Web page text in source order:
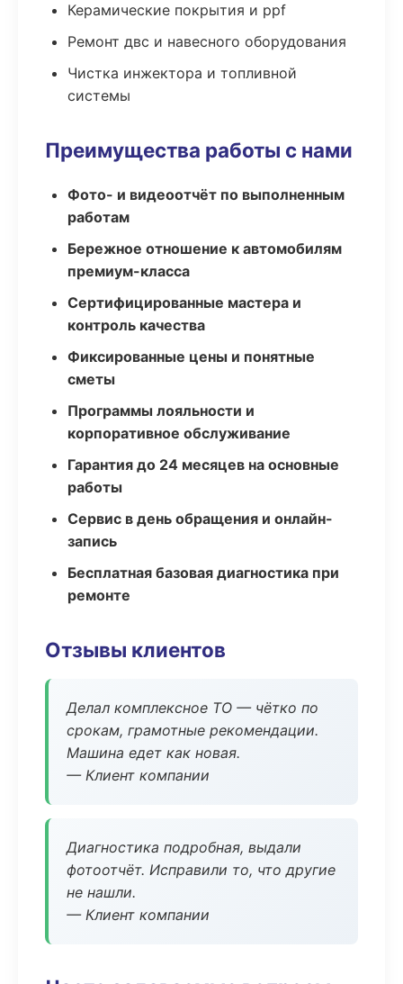
Керамические покрытия и ppf
Ремонт двс и навесного оборудования
Чистка инжектора и топливной
системы
Преимущества работы с нами
Фото- и видеоотчёт по выполненным
работам
Бережное отношение к автомобилям
премиум-класса
Сертифицированные мастера и
контроль качества
Фиксированные цены и понятные
сметы
Программы лояльности и
корпоративное обслуживание
Гарантия до 24 месяцев на основные
работы
Сервис в день обращения и онлайн-
запись
Бесплатная базовая диагностика при
ремонте
Отзывы клиентов
Делал комплексное ТО — чётко по
срокам, грамотные рекомендации.
Машина едет как новая.
— Клиент компании
Диагностика подробная, выдали
фотоотчёт. Исправили то, что другие
не нашли.
— Клиент компании